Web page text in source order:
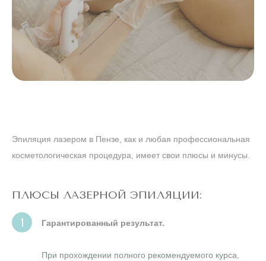
Эпиляция лазером в Пензе, как и любая профессиональная
косметологическая процедура, имеет свои плюсы и минусы.
ПЛЮСЫ ЛАЗЕРНОЙ ЭПИЛЯЦИИ:
Гарантированный результат.
При прохождении полного рекомендуемого курса,